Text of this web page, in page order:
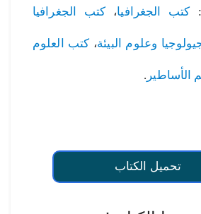
كتب الجغرافيا، كتب الجغرافيا
وعلوم البيئة، كتب العلوم
الأساطير .
تحميل الكتاب